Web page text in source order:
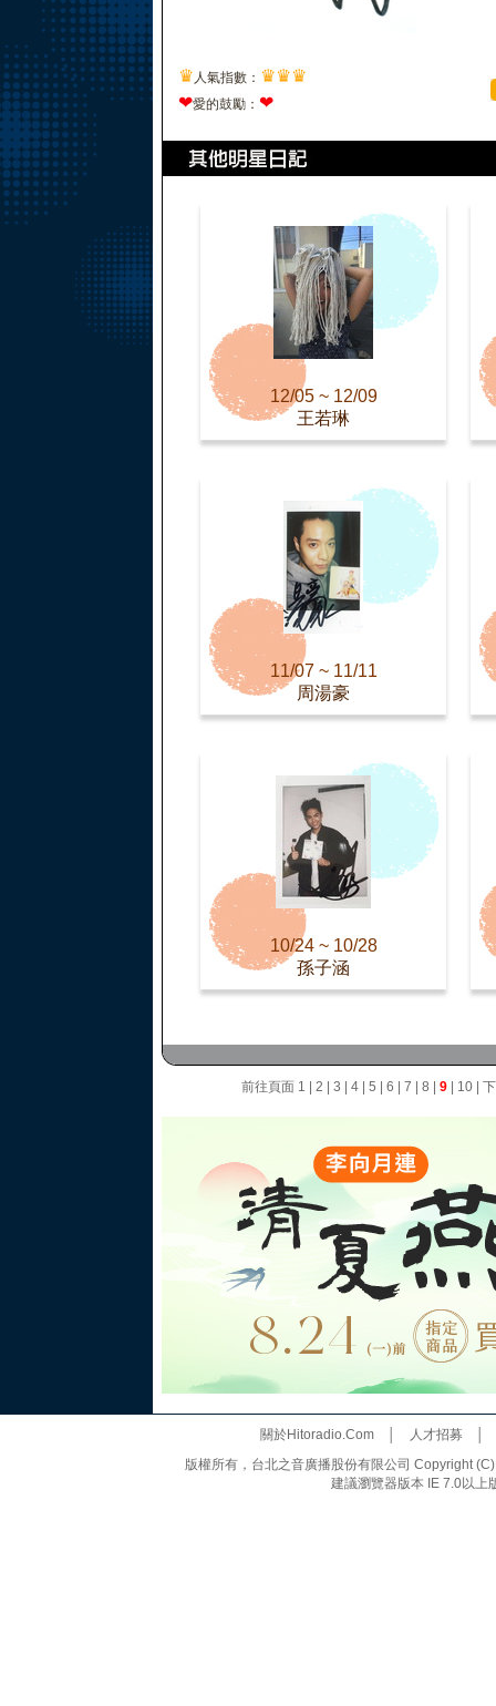
♛ 人氣指數： ♛♛♛
❤愛的鼓勵： ❤
12/05 ~ 12/09
王若琳
11/07 ~ 11/11
周湯豪
10/24 ~ 10/28
孫子涵
前往頁面 1 2 3 4| 5 6 7 8 9| 10|
關於Hitoradio.Com│ 人才招募
版權所有，台北之音廣播股份有限公司 Copyright
建議瀏覽器版本 IE 7.0以上